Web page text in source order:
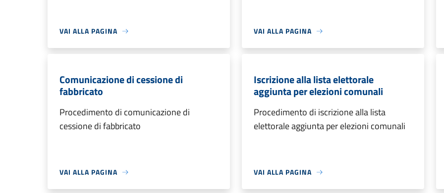
VAI ALLA PAGINA VAI ALLA PAGINA
Comunicazione di cessione di
fabbricato
Procedimento di comunicazione di
cessione di fabbricato
VAI ALLA PAGINA
Iscrizione alla lista elettorale
aggiunta per elezioni comunali
Procedimento di iscrizione alla lista
elettorale aggiunta per elezioni comunali
VAI ALLA PAGINA